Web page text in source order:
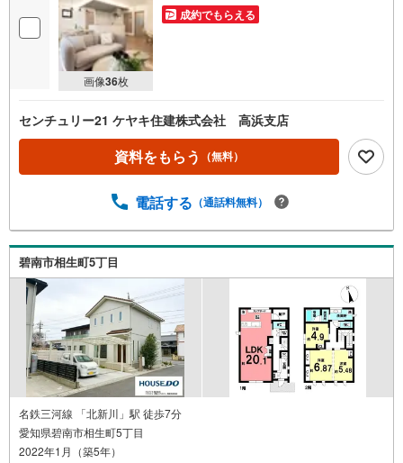
画像36枚
成約でもらえる
センチュリー21 ケヤキ住建株式会社 高浜支店
資料をもらう （無料）
電話する （通話料無料）
碧南市相生町5丁目
名鉄三河線 「北新川」駅 徒歩7分
愛知県碧南市相生町5丁目
2022年1月（築5年）